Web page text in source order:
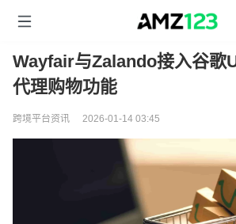
Wayfair与Zalando接入谷歌
代理购物功能
跨境平台资讯 2026-01-14 03:45